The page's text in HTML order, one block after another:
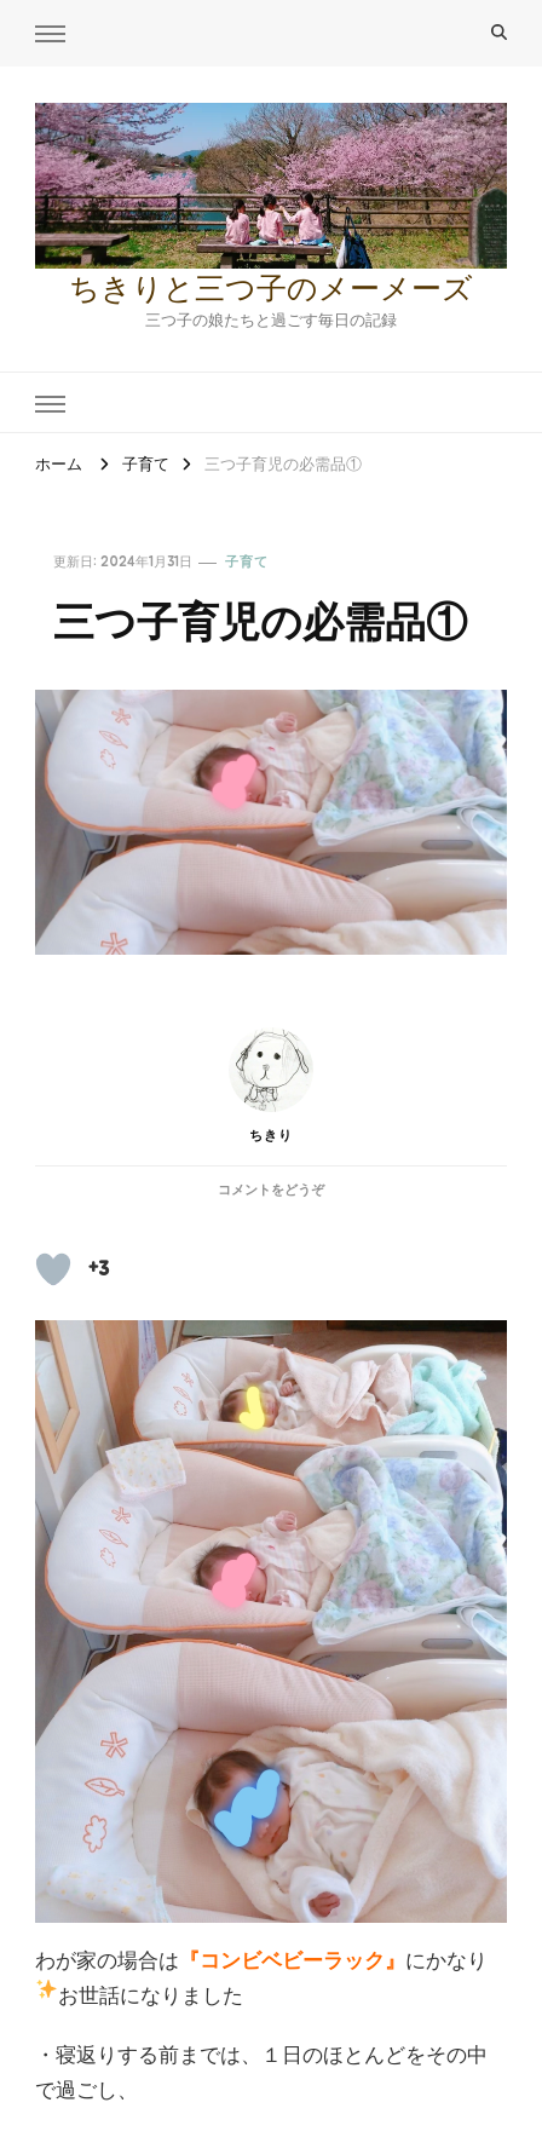
ちきりと三つ子のメーメーズ
三つ子の娘たちと過ごす毎日の記録
ホーム 子育て 三つ子育児の必需品①
更新日: 2024年1月31日 子育て
三つ子育児の必需品①
ちきり
コメントをどうぞ(三
必
需
品
①)
+3
わが家の場合は 『コンビベビーラック』 にかなり
お世話になりました
・寝返りする前までは、１日のほとんどをその中
で過ごし、